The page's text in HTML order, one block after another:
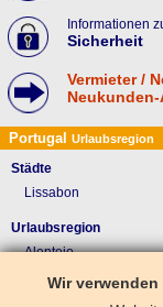
Informationen
Sicherheit
Vermieter /
Portugal Urlaubsregion
Städte
Lissabon
Urlaubsregion
Alentejo
Costa de Lisboa
Wir verwenden